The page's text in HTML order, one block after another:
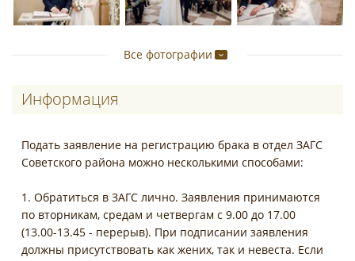
Информация
Подать заявление на регистрацию брака в отдел ЗАГС
Советского района можно несколькими способами:
1. Обратиться в ЗАГС лично. Заявления принимаются
по вторникам, средам и четвергам с 9.00 до 17.00
(13.00-13.45 - перерыв). При подписании заявления
должны присутствовать как жених, так и невеста. Если
Все фотографии